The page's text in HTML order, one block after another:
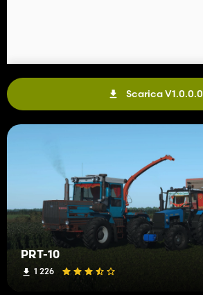
Scarica V1.0.0.0
PRT-10
1 226